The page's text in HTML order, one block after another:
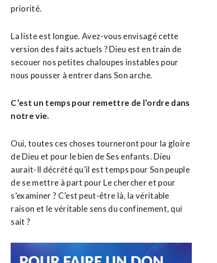
priorité.
La liste est longue. Avez-vous envisagé cette
version des faits actuels ? Dieu est en train de
secouer nos petites chaloupes instables pour
nous pousser à entrer dans Son arche.
C’est un temps pour remettre de l’ordre dans
notre vie.
Oui, toutes ces choses tourneront pour la gloire
de Dieu et pour le bien de Ses enfants. Dieu
aurait-Il décrété qu’il est temps pour Son peuple
de se mettre à part pour Le chercher et pour
s’examiner ? C’est peut-être là, la véritable
raison et le véritable sens du confinement, qui
sait ?